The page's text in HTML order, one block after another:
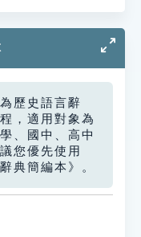
歷史語言辭
，適用對象為
、國中、高中
您優先使用
典簡編本》。